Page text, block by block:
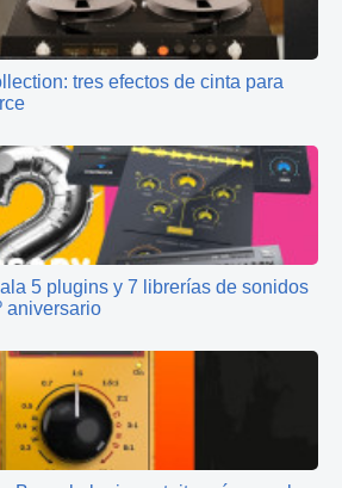
tres efectos de cinta para
5 plugins y 7 librerías de sonidos
aniversario